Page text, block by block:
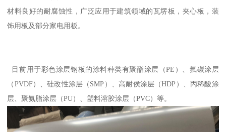
材料良好的耐腐蚀性，广泛应用于建筑领域的瓦塄板，夹心板，装
饰用板及部分家电用板。
目前用于彩色涂层钢板的涂料种类有聚酯涂层（PE）、氟碳涂层
（PVDF）、硅改性涂层（SMP）、高耐侯涂层（HDP）、丙稀酸涂
层、聚氨脂涂层（PU）、塑料溶胶涂层（PVC）等。